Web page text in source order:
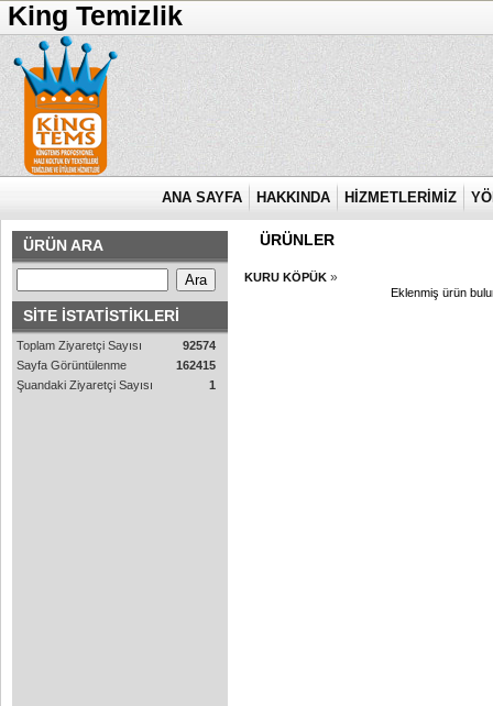
ANA SAYFA HAKKINDA HİZMETLERİMİZ
King Temizlik
ÜRÜN ARA
SİTE İSTATİSTİKLERİ
Toplam Ziyaretçi Sayısı
92574
Sayfa Görüntülenme
162415
Şuandaki Ziyaretçi Sayısı
1
ÜRÜNLER
KURU KÖPÜK»
Eklenmiş ürün